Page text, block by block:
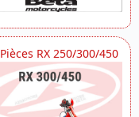
Pièces RX 250/300/450